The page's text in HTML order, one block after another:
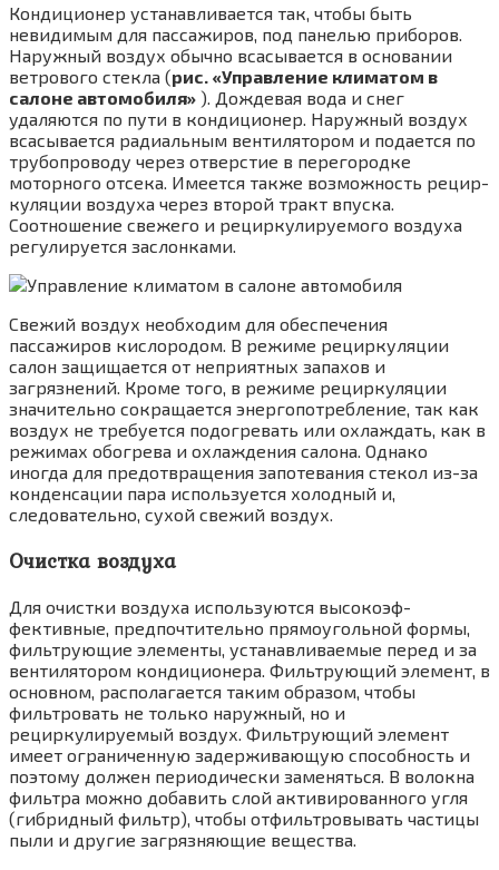
Кондиционер устанавливается так, чтобы быть
невидимым для пассажиров, под панелью при­боров.
Наружный воздух обычно всасывается в основании
ветрового стекла (рис. «Управление климатом в
салоне автомобиля» ). Дождевая вода и снег
удаляются по пути в кондиционер. Наружный воздух
всасывается радиальным вентилятором и подается по
трубопроводу через отверстие в перегородке
моторного отсека. Имеется также возможность рецир­
куляции воздуха через второй тракт впуска.
Соотношение свежего и рециркулируемого воздуха
регулируется заслонками.
Свежий воздух необходим для обеспечения
пассажиров кислородом. В режиме рецирку­ляции
салон защищается от неприятных за­пахов и
загрязнений. Кроме того, в режиме рециркуляции
значительно сокращается энер­гопотребление, так как
воздух не требуется подогревать или охлаждать, как в
режимах обогрева и охлаждения салона. Однако
иногда для предотвращения запотевания стекол из-за
конденсации пара используется холодный и,
следовательно, сухой свежий воздух.
Очистка воздуха
Для очистки воздуха используются высокоэф­
фективные, предпочтительно прямоугольной формы,
фильтрующие элементы, устанавли­ваемые перед и за
вентилятором кондицио­нера. Фильтрующий элемент, в
основном, рас­полагается таким образом, чтобы
фильтровать не только наружный, но и
рециркулируемый воздух. Фильтрующий элемент
имеет огра­ниченную задерживающую способность и
поэтому должен периодически заменяться. В волокна
фильтра можно добавить слой акти­вированного угля
(гибридный фильтр), чтобы отфильтровывать частицы
пыли и другие за­грязняющие вещества.